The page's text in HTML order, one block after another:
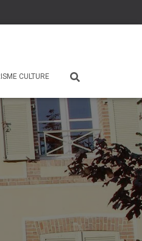
CULTURE